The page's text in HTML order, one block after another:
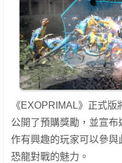
《EXOPRIMAL》正式
公開了預購獎勵，並宣
作有興趣的玩家可以參
恐龍對戰的魅力。